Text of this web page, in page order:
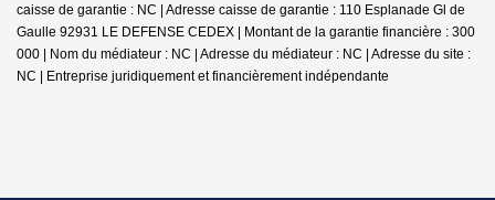
caisse de garantie : NC | Adresse caisse de garantie : 110 Esplanade Gl de
Gaulle 92931 LE DEFENSE CEDEX | Montant de la garantie financière : 300
000 | Nom du médiateur : NC | Adresse du médiateur : NC | Adresse du site :
NC | Entreprise juridiquement et financièrement indépendante